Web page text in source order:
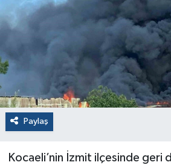
Paylaş
Kocaeli’nin İzmit ilçesinde geri